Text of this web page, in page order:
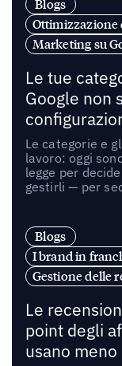
Blogs
Ottimizzazione
Marketing su
Le tue
Google non
Le categorie e
lavoro: oggi
legge per
gestirli — per
Blogs
I brand in
Gestione delle
Le
point degli
usano meno